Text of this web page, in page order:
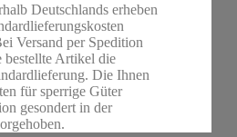
Deutschlands erheben
Versand per Spedition
bestellte Artikel die
Die Ihnen
für sperrige Güter
gesondert in der